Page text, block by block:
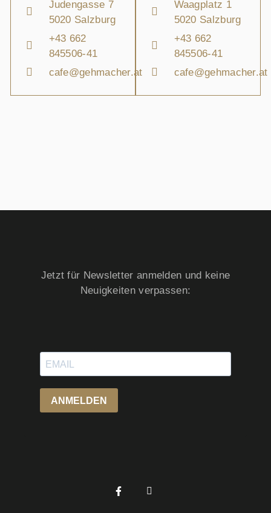
Judengasse 7
5020 Salzburg
+43 662
845506-41
cafe@gehmacher.at
Waagplatz 1
5020 Salzburg
+43 662
845506-41
cafe@gehmacher.at
Jetzt für Newsletter anmelden und keine
Neuigkeiten verpassen: